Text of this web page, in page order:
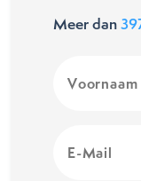
Meer dan
(Vereist)
Mail